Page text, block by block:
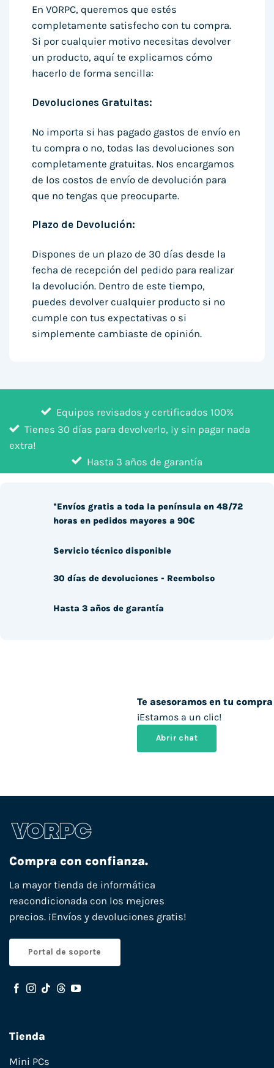
En VORPC, queremos que estés
completamente satisfecho con tu compra.
Si por cualquier motivo necesitas devolver
un producto, aquí te explicamos cómo
hacerlo de forma sencilla:
Devoluciones Gratuitas:
No importa si has pagado gastos de envío en
tu compra o no, todas las devoluciones son
completamente gratuitas. Nos encargamos
de los costos de envío de devolución para
que no tengas que preocuparte.
Plazo de Devolución:
Dispones de un plazo de 30 días desde la
fecha de recepción del pedido para realizar
la devolución. Dentro de este tiempo,
puedes devolver cualquier producto si no
cumple con tus expectativas o si
simplemente cambiaste de opinión.
Equipos revisados y certificados 100%
Tienes 30 días para devolverlo, ¡y sin pagar nada
extra!
Hasta 3 años de garantía
Te asesoramos en tu compra
¡Estamos a un clic!
Abrir chat
*Envíos gratis a toda la península en 48/72
horas en pedidos mayores a 90€
Servicio técnico disponible
30 días de devoluciones - Reembolso
Hasta 3 años de garantía
Compra con confianza.
La mayor tienda de informática
reacondicionada con los mejores
precios. ¡Envíos y devoluciones gratis!
Portal de soporte
Tienda
Mini PCs